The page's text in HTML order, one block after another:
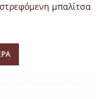
μπαλίτσα